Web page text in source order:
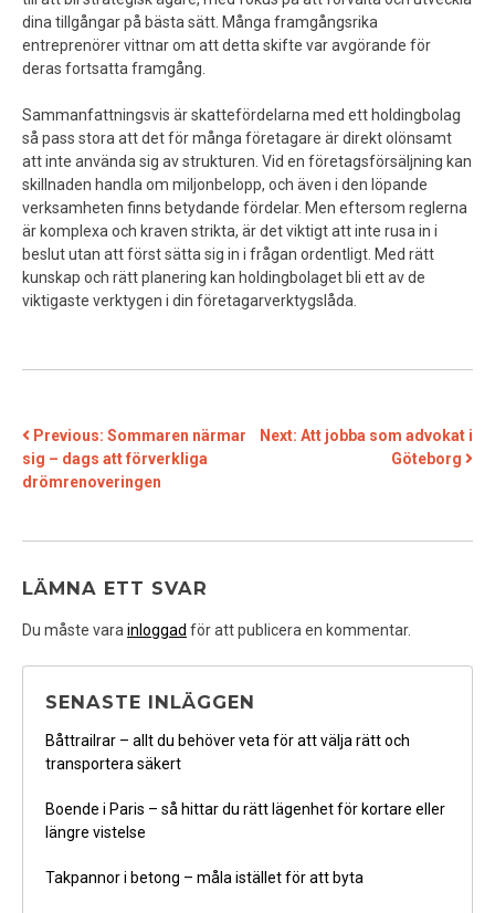
dina tillgångar på bästa sätt. Många framgångsrika
entreprenörer vittnar om att detta skifte var avgörande för
deras fortsatta framgång.
Sammanfattningsvis är skattefördelarna med ett holdingbolag
så pass stora att det för många företagare är direkt olönsamt
att inte använda sig av strukturen. Vid en företagsförsäljning kan
skillnaden handla om miljonbelopp, och även i den löpande
verksamheten finns betydande fördelar. Men eftersom reglerna
är komplexa och kraven strikta, är det viktigt att inte rusa in i
beslut utan att först sätta sig in i frågan ordentligt. Med rätt
kunskap och rätt planering kan holdingbolaget bli ett av de
viktigaste verktygen i din företagarverktygslåda.
INLÄGGSNAVIGERING
Previous: Sommaren närmar
sig – dags att förverkliga
drömrenoveringen
Next: Att jobba som advokat i
Göteborg
LÄMNA ETT SVAR
Du måste vara inloggad för att publicera en kommentar.
SENASTE INLÄGGEN
Båttrailrar – allt du behöver veta för att välja rätt och
transportera säkert
Boende i Paris – så hittar du rätt lägenhet för kortare eller
längre vistelse
Takpannor i betong – måla istället för att byta